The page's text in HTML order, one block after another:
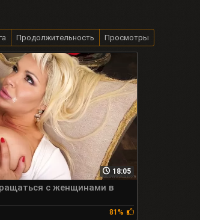
Продолжительность Просмотры
18:05
с женщинами в
81%